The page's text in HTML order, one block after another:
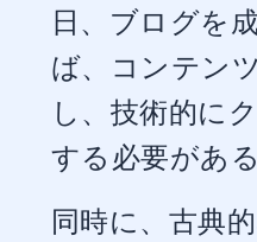
日、ブログを
ば、コンテン
し、技術的に
する必要がある
同時に、古典